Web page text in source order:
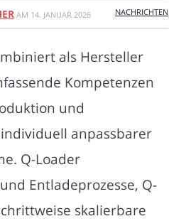
AM 14. JANUAR 2026 NACHRICHTEN
als Hersteller
Kompetenzen
und
anpassbarer
Q-Loader
Entladeprozesse, Q-
skalierbare